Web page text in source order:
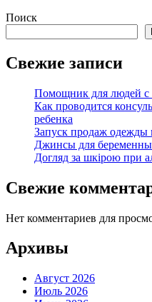
Поиск
Свежие записи
Помощник для людей с
Как проводится
ребенка
Запуск продаж одежды
Джинсы для
Догляд за шкірою при
Свежие
Нет комментариев для
Архивы
Август 2026
Июль 2026